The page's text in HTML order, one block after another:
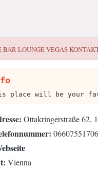
BAR LOUNGE VEGAS
place will be your
Ottakringerstraße 62,
06607551706
Vienna